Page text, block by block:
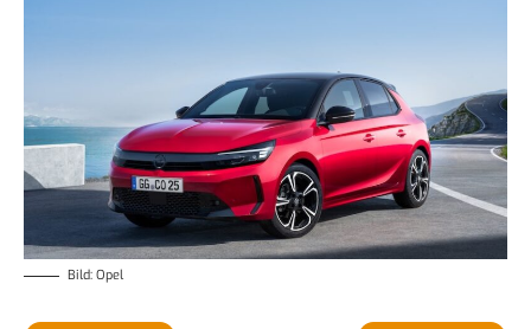
Bild: Opel